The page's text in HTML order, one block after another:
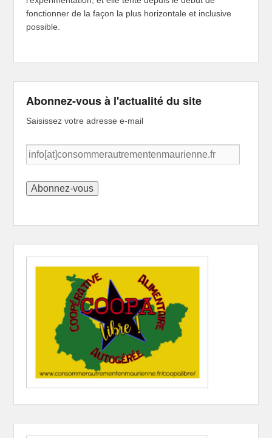
fonctionner de la façon la plus horizontale et inclusive
possible.
Abonnez-vous à l'actualité du site
Saisissez votre adresse e-mail
info[at]consommerautrementenmaurienne.fr